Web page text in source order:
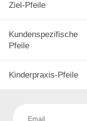
Ziel-Pfeile
Kundenspezifische
Pfeile
Kinderpraxis-Pfeile